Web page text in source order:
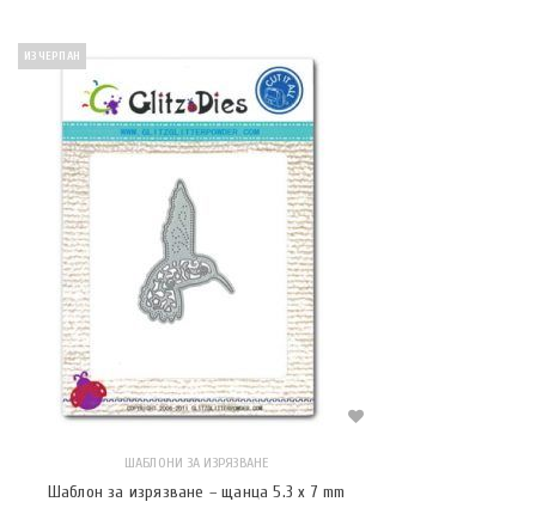
ИЗЧЕРПАН
ШАБЛОНИ ЗА ИЗРЯЗВАНЕ
Шаблон за изрязване – щанца 5.3 x 7 mm